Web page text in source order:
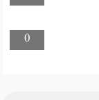
0